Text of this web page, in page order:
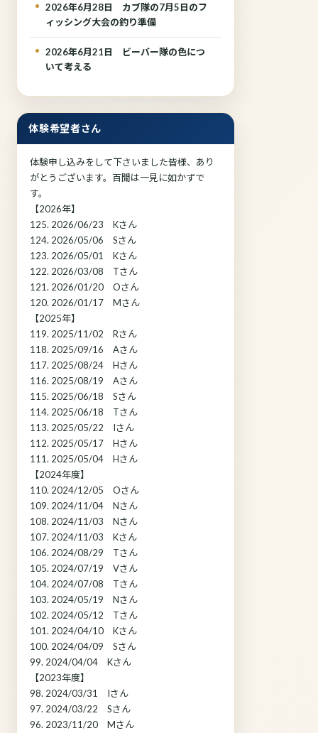
2026年6月28日 カブ隊の7月5日のフ
ィッシング大会の釣り準備
2026年6月21日 ビーバー隊の色につ
いて考える
体験希望者さん
体験申し込みをして下さいました皆様、あり
がとうございます。百閒は一見に如かずで
す。
【2026年】
125. 2026/06/23 Kさん
124. 2026/05/06 Sさん
123. 2026/05/01 Kさん
122. 2026/03/08 Tさん
121. 2026/01/20 Oさん
120. 2026/01/17 Mさん
【2025年】
119. 2025/11/02 Rさん
118. 2025/09/16 Aさん
117. 2025/08/24 Hさん
116. 2025/08/19 Aさん
115. 2025/06/18 Sさん
114. 2025/06/18 Tさん
113. 2025/05/22 Iさん
112. 2025/05/17 Hさん
111. 2025/05/04 Hさん
【2024年度】
110. 2024/12/05 Oさん
109. 2024/11/04 Nさん
108. 2024/11/03 Nさん
107. 2024/11/03 Kさん
106. 2024/08/29 Tさん
105. 2024/07/19 Vさん
104. 2024/07/08 Tさん
103. 2024/05/19 Nさん
102. 2024/05/12 Tさん
101. 2024/04/10 Kさん
100. 2024/04/09 Sさん
99. 2024/04/04 Kさん
【2023年度】
98. 2024/03/31 Iさん
97. 2024/03/22 Sさん
96. 2023/11/20 Mさん